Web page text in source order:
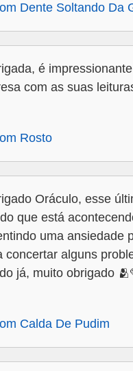
Dente Soltando Da
é
com as suas
Rosto
Oráculo, esse
que está
uma ansiedade
concertar alguns
já, muito obrigado
Calda De Pudim